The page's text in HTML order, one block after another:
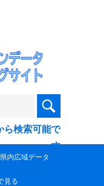
ら検索可能で
す
県内広域データ
見る